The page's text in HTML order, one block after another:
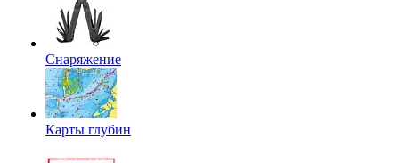
Снаряжение
Карты глубин